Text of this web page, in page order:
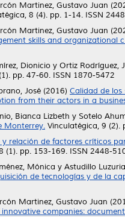
Martinez, Gustavo Juan
8 (4). pp. 1-14. ISSN
Martinez, Gustavo Juan
skills and
Dionicio y Ortiz Rodríguez,
pp. 47-60. ISSN 1870-5472
José (2016) Calidad de los
from their actors in a
Bianca Lizbeth y Sotelo
Monterrey. Vinculatégica, 9 (2).
relación de factores críticos
(1). pp. 153-169. ISSN 2448-
Mónica y Astudillo
de tecnologías y de la
Martinez, Gustavo Juan
companies: